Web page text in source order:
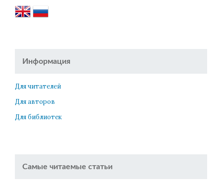
Информация
Для читателей
Для авторов
Для библиотек
Самые читаемые статьи